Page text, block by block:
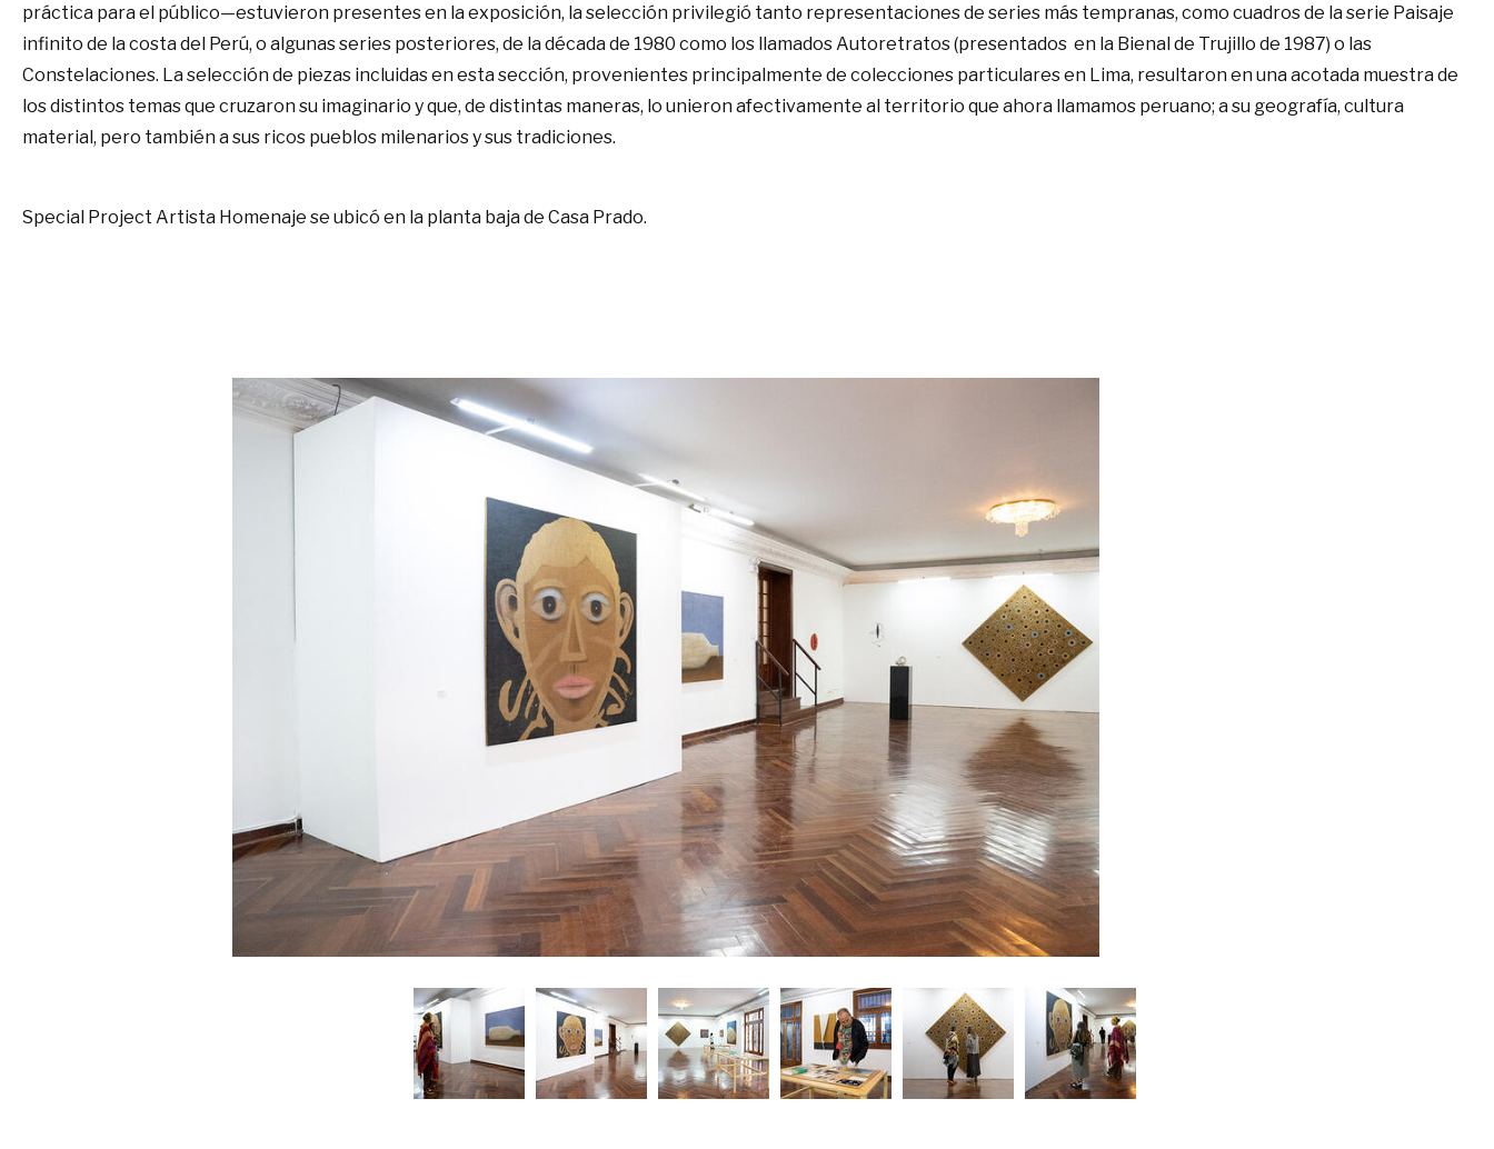
práctica para el público—estuvieron presentes en la exposición, la selección privilegió tanto representaciones de series más tempranas, como cuadros de la serie Paisaje
infinito de la costa del Perú, o algunas series posteriores, de la década de 1980 como los llamados Autoretratos (presentados en la Bienal de Trujillo de 1987) o las
Constelaciones. La selección de piezas incluidas en esta sección, provenientes principalmente de colecciones particulares en Lima, resultaron en una acotada muestra de
los distintos temas que cruzaron su imaginario y que, de distintas maneras, lo unieron afectivamente al territorio que ahora llamamos peruano; a su geografía, cultura
material, pero también a sus ricos pueblos milenarios y sus tradiciones.
Special Project Artista Homenaje se ubicó en la planta baja de Casa Prado.